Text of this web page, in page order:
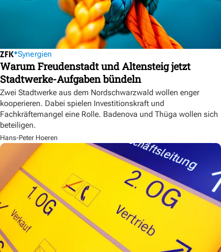
Synergien
Warum Freudenstadt und Altensteig jetzt
Stadtwerke-Aufgaben bündeln
Zwei Stadtwerke aus dem Nordschwarzwald wollen enger
kooperieren. Dabei spielen Investitionskraft und
Fachkräftemangel eine Rolle. Badenova und Thüga wollen sich
beteiligen.
Hans-Peter Hoeren